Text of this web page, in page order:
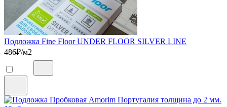
Подложка Fine Floor UNDER FLOOR SILVER LINE
486₽/м2